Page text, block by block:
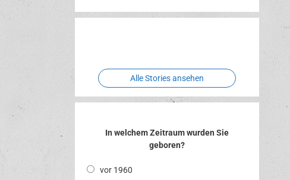
Erlebnispark
Verbotene
Alle Stories ansehen
In welchem Zeitraum wurden Sie
geboren?
vor 1960